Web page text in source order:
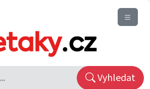
Vyhledat